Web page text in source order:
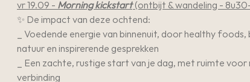
vr 19.09 - Morning kickstart(ontbijt & wandeling - 8u30-
✨ De impact van deze ochtend:
_ Voedende energie van binnenuit, door healthy foods,
natuur en inspirerende gesprekken
_ Een zachte, rustige start van je dag, met ruimte voor
verbinding